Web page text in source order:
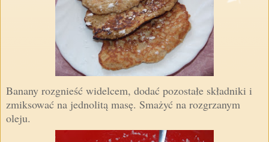
Banany rozgnieść widelcem, dodać pozostałe składniki i
zmiksować na jednolitą masę. Smażyć na rozgrzanym
oleju.